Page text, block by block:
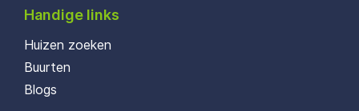
Handige links
Huizen zoeken
Buurten
Blogs